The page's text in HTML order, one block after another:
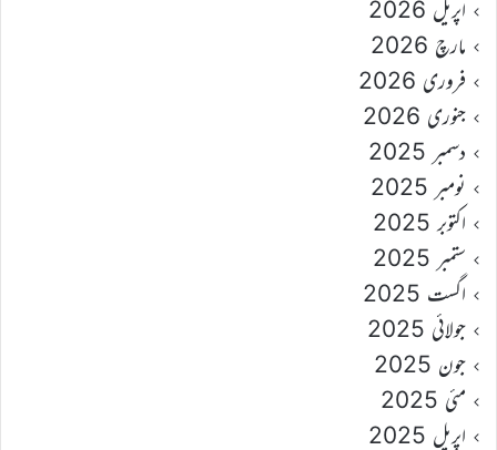
اپریل 2026
مارچ 2026
فروری 2026
جنوری 2026
دسمبر 2025
نومبر 2025
اکتوبر 2025
ستمبر 2025
اگست 2025
جولائی 2025
جون 2025
مئی 2025
اپریل 2025